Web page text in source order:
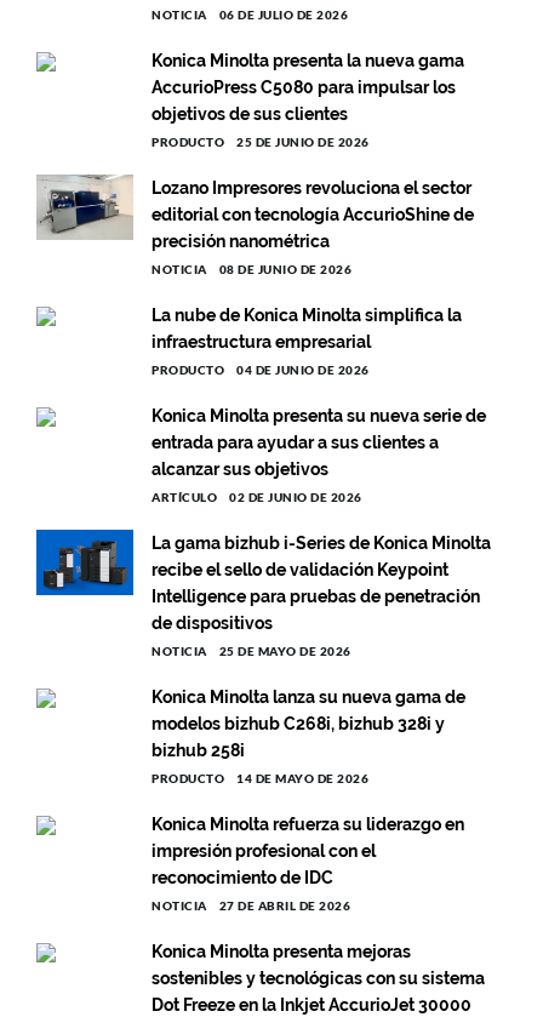
NOTICIA 06 DE JULIO DE 2026
Konica Minolta presenta la nueva gama
AccurioPress C5080 para impulsar los
objetivos de sus clientes
PRODUCTO 25 DE JUNIO DE 2026
Lozano Impresores revoluciona el sector
editorial con tecnología AccurioShine de
precisión nanométrica
NOTICIA 08 DE JUNIO DE 2026
La nube de Konica Minolta simplifica la
infraestructura empresarial
PRODUCTO 04 DE JUNIO DE 2026
Konica Minolta presenta su nueva serie de
entrada para ayudar a sus clientes a
alcanzar sus objetivos
ARTÍCULO 02 DE JUNIO DE 2026
La gama bizhub i-Series de Konica Minolta
recibe el sello de validación Keypoint
Intelligence para pruebas de penetración
de dispositivos
NOTICIA 25 DE MAYO DE 2026
Konica Minolta lanza su nueva gama de
modelos bizhub C268i, bizhub 328i y
bizhub 258i
PRODUCTO 14 DE MAYO DE 2026
Konica Minolta refuerza su liderazgo en
impresión profesional con el
reconocimiento de IDC
NOTICIA 27 DE ABRIL DE 2026
Konica Minolta presenta mejoras
sostenibles y tecnológicas con su sistema
Dot Freeze en la Inkjet AccurioJet 30000